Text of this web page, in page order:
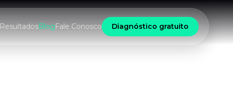
ResultadosBlogFale Conosco Diagnóstico gratuito